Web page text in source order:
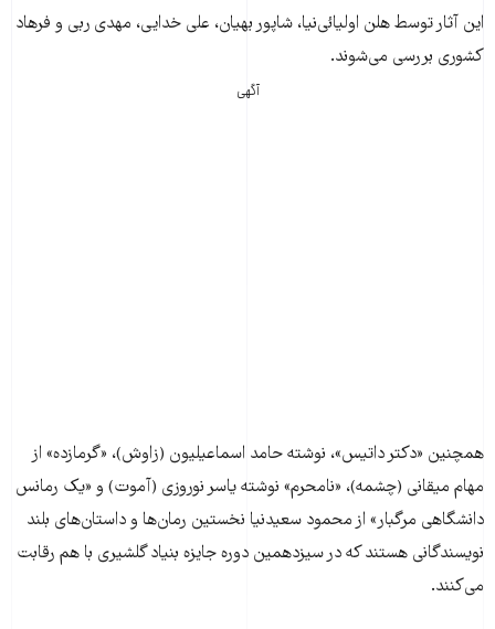
این آثار توسط هلن اولیائی‌نیا، شاپور بهیان، علی خدایی، مهدی ربی و فرهاد
کشوری بررسی می‌شوند.
آگهی
همچنین «دکتر داتیس»، نوشته حامد اسماعیلیون (زاوش)، «گرمازده» از
مهام میقانی (چشمه)، «نامحرم» نوشته یاسر نوروزی (آموت) و «یک رمانس
دانشگاهی مرگبار» از محمود سعیدنیا نخستین رمان‌ها و داستان‌های بلند
نویسندگانی هستند که در سیزدهمین دوره جایزه بنیاد گلشیری با هم رقابت
می‌کنند.